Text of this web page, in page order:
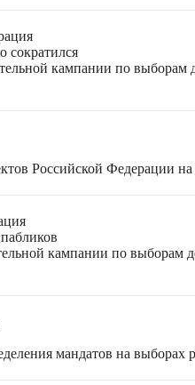
сократился
кампании по
Российской Федерации
кампании по
мандатов на выборах